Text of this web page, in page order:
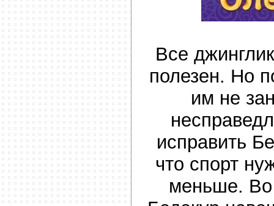
Все
полезен. Но
им не
исправить
что спорт
меньше.